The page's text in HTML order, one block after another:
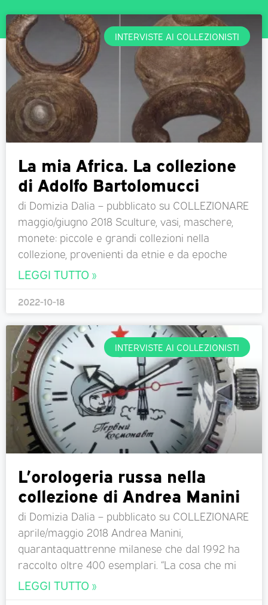
INTERVISTE AI COLLEZIONISTI
La mia Africa. La collezione
di Adolfo Bartolomucci
di Domizia Dalia – pubblicato su COLLEZIONARE
maggio/giugno 2018 Sculture, vasi, maschere,
monete: piccole e grandi collezioni nella
collezione, provenienti da etnie e da epoche
LEGGI TUTTO »
2022-10-18
INTERVISTE AI COLLEZIONISTI
L’orologeria russa nella
collezione di Andrea Manini
di Domizia Dalia – pubblicato su COLLEZIONARE
aprile/maggio 2018 Andrea Manini,
quarantaquattrenne milanese che dal 1992 ha
raccolto oltre 400 esemplari. “La cosa che mi
LEGGI TUTTO »